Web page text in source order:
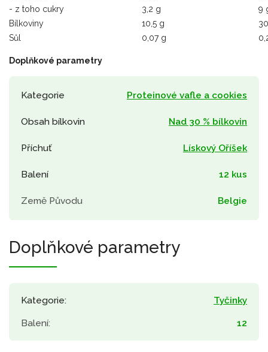
- z toho cukry
3,2 g
9
Bílkoviny
10,5 g
Sůl
0,07 g
Doplňkové parametry
Kategorie Proteinové vafle a cookies
Obsah bílkovin Nad 30 % bílkovin
Příchuť Lískový Oříšek
Balení 12 kus
Země Původu Belgie
Doplňkové parametry
Kategorie: Tyčinky
Balení: 12